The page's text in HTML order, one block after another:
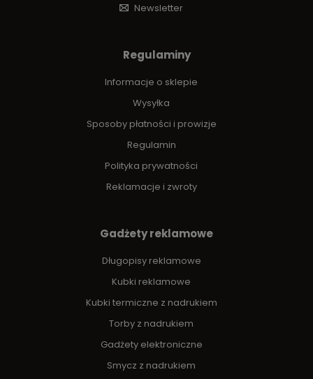
Newsletter
Regulaminy
Informacje o sklepie
Wysyłka
Sposoby płatności i prowizje
Regulamin
Polityka prywatności
Reklamacje i zwroty
Gadżety reklamowe
Długopisy reklamowe
Kubki reklamowe
Kubki termiczne z nadrukiem
Torby z nadrukiem
Gadżety elektroniczne
Smycz z nadrukiem